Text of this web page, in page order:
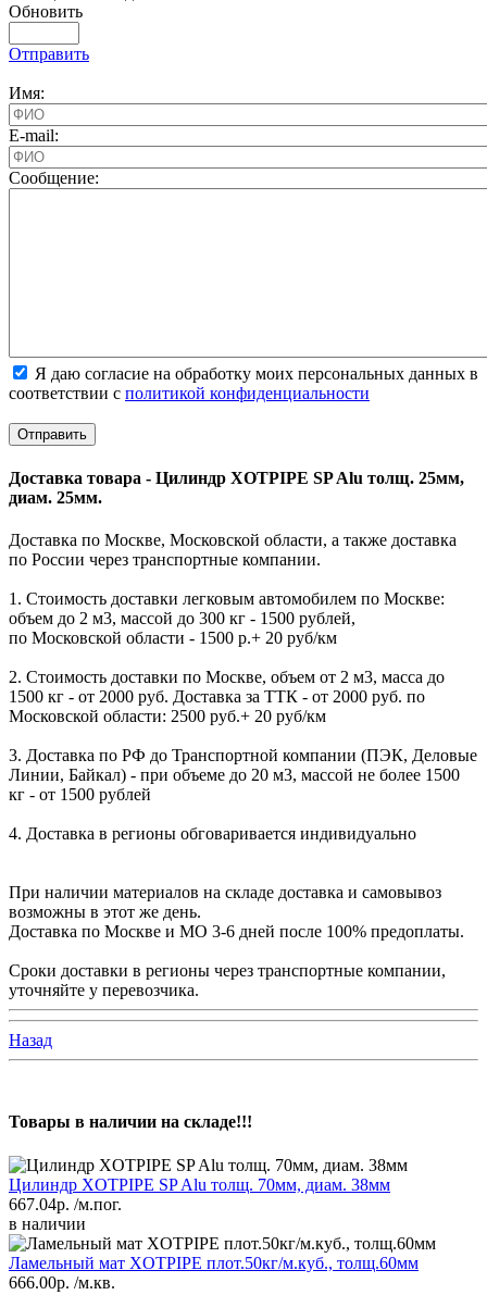
Обновить
Отправить
Имя:
E-mail:
Cообщение:
Я даю согласие на обработку моих персональных данных в
соответствии с политикой конфиденциальности
Доставка товара - Цилиндр XOTPIPE SP Alu толщ. 25мм,
диам. 25мм.
Доставка по Москве, Московской области, а также доставка
по России через транспортные компании.
1. Стоимость доставки легковым автомобилем по Москве:
объем до 2 м3, массой до 300 кг - 1500 рублей,
по Московской области - 1500 р.+ 20 руб/км
2. Стоимость доставки по Москве, объем от 2 м3, масса до
1500 кг - от 2000 руб. Доставка за ТТК - от 2000 руб. по
Московской области: 2500 руб.+ 20 руб/км
3. Доставка по РФ до Транспортной компании (ПЭК, Деловые
Линии, Байкал) - при объеме до 20 м3, массой не более 1500
кг - от 1500 рублей
4. Доставка в регионы обговаривается индивидуально
При наличии материалов на складе доставка и самовывоз
возможны в этот же день.
Доставка по Москве и МО 3-6 дней после 100% предоплаты.
Сроки доставки в регионы через транспортные компании,
уточняйте у перевозчика.
Назад
Товары в наличии на складе!!!
Цилиндр XOTPIPE SP Alu толщ. 70мм, диам. 38мм
667.04р. /м.пог.
в наличии
Ламельный мат XOTPIPE плот.50кг/м.куб., толщ.60мм
666.00р. /м.кв.